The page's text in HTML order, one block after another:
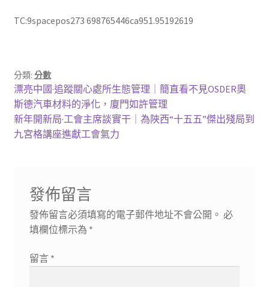
TC:9spacepos273 698765446ca951.95192619
分類: 分數
文
章
導
上
一
篇
文
漂亮中國·追蹤關心處所生態管理｜簡直看不見OSDER奧
斯德汽車材料的淨化，廈門如許管理
下
一
新年開新局·工會主席談實干｜為陜西“十五五”傑出殘局到
九宮格講座進獻工會氣力
發佈留言
發佈留言必須填寫的電子郵件地址不會公開。 必
填欄位標示為 *
留言 *